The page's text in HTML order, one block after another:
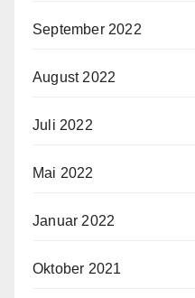
September 2022
August 2022
Juli 2022
Mai 2022
Januar 2022
Oktober 2021